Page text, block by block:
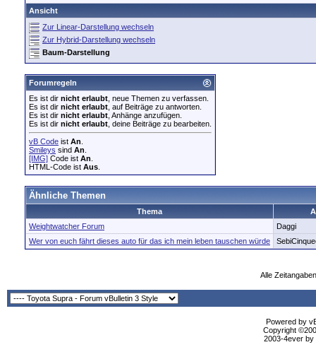
Mirko2k
Ansicht
Zur Linear-Darstellung wechseln
Zur Hybrid-Darstellung wechseln
Baum-Darstellung
Forumregeln
Es ist dir nicht erlaubt , neue Themen zu verfassen.
Es ist dir nicht erlaubt , auf Beiträge zu antworten.
Es ist dir nicht erlaubt , Anhänge anzufügen.
Es ist dir nicht erlaubt , deine Beiträge zu bearbeiten.
vB Code ist An
Smileys sind An
[IMG] Code ist An
HTML-Code ist Aus
Ähnliche Themen
Thema
Weightwatcher Forum
Daggi
Wer von euch fährt dieses auto für das ich mein leben tauschen würde
Alle
Powered by
Copyright
2003-4ever by